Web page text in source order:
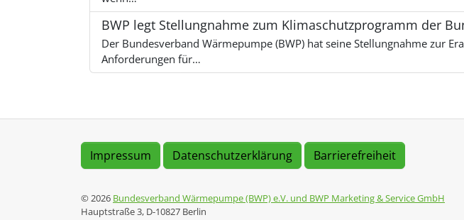
BWP legt Stellungnahme zum Klimaschutzprogramm der
Der Bundesverband Wärmepumpe (BWP) hat seine Stellungnahme zur
Anforderungen für…
Impressum Datenschutzerklärung Barrierefreiheit
© 2026 Bundesverband Wärmepumpe (BWP) e.V. und BWP Marketing & Service GmbH
Hauptstraße 3, D-10827 Berlin